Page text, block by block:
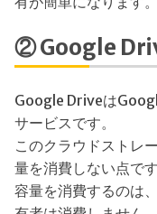
② Google
Google Driveは
サービスです。
このクラウドストレ
量を消費しない点です
容量を消費するのは